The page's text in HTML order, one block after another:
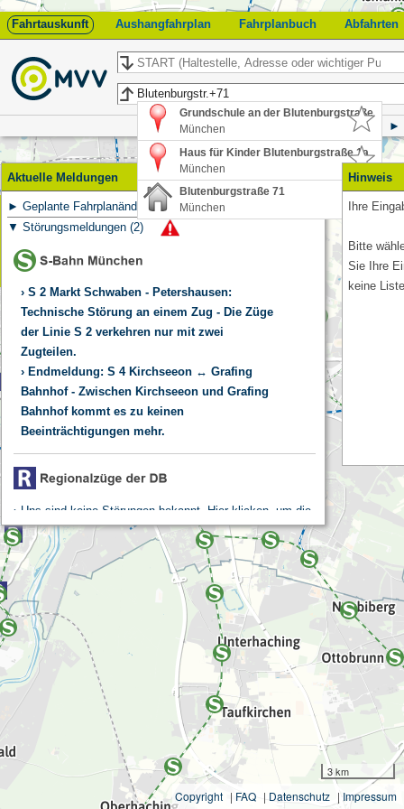
3 km
Copyright | FAQ | Datenschutz | Impressum
Fahrtauskunft Aushangfahrplan Fahrplanbuch Abfahrten
Start
Ziel
Feedback
Hinweis
Ihre
Bitte
Sie Ihre
keine
Aktuelle Meldungen
Geplante Fahrplanänderungen (542)
Störungsmeldungen (2)
S 2 Markt Schwaben - Petershausen:
Technische Störung an einem Zug - Die Züge
der Linie S 2 verkehren nur mit zwei
Zugteilen.
Endmeldung: S 4 Kirchseeon ↔ Grafing
Bahnhof - Zwischen Kirchseeon und Grafing
Bahnhof kommt es zu keinen
Beeinträchtigungen mehr.
Uns sind keine Störungen bekannt. Hier klicken, um die
aktuelle Betriebslage zu prüfen.
Grundschule an der Blutenburgstraße
München
Haus für Kinder Blutenburgstraße 1a
München
Blutenburgstraße 71
München